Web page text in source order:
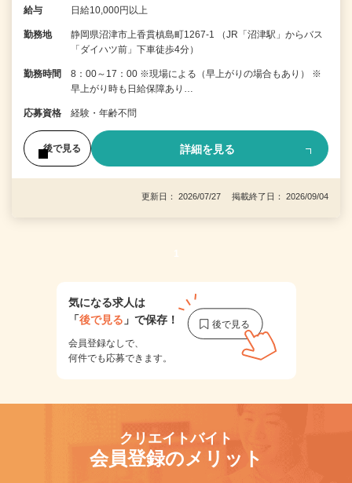
給与 日給10,000円以上
勤務地
静岡県沼津市上香貫槙島町1267-1 （JR「沼津駅」からバス
「ダイハツ前」下車徒歩4分）
勤務時間
8：00～17：00 ※現場による（早上がりの場合もあり） ※
早上がり時も日給保障あり…
応募資格 経験・年齢不問
後で見る 詳細を見る
更新日： 2026/07/27 掲載終了日： 2026/09/04
1
気になる求人は
「後で見る 」で保存！
会員登録なしで、
何件でも応募できます。
クリエイトバイト
会員登録のメリット